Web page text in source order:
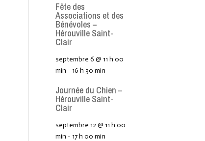
Fête des
Associations et des
Bénévoles –
Hérouville Saint-
Clair
septembre 6 @ 11 h 00
min - 16 h 30 min
Journée du Chien –
Hérouville Saint-
Clair
septembre 12 @ 11 h 00
min - 17 h 00 min